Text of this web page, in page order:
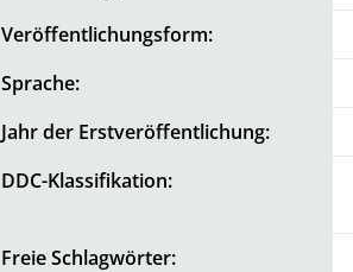
Veröffentlichungsform:
Sprache:
Jahr der Erstveröffentlichung:
DDC-Klassifikation:
Freie Schlagwörter: